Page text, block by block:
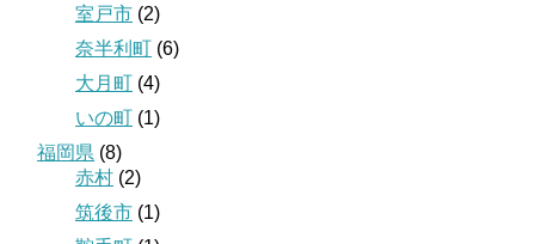
室戸市 (2)
奈半利町 (6)
大月町 (4)
いの町 (1)
福岡県 (8)
赤村 (2)
筑後市 (1)